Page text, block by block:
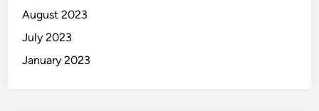
August 2023
July 2023
January 2023